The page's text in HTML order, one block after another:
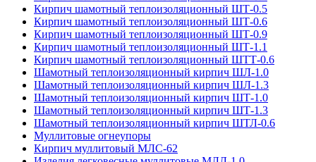
Кирпич шамотный теплоизоляционный ШТ-0.5
Кирпич шамотный теплоизоляционный ШТ-0.6
Кирпич шамотный теплоизоляционный ШТ-0.9
Кирпич шамотный теплоизоляционный ШТ-1.1
Кирпич шамотный теплоизоляционный ШТТ-0.6
Шамотный теплоизоляционный кирпич ШЛ-1.0
Шамотный теплоизоляционный кирпич ШЛ-1.3
Шамотный теплоизоляционный кирпич ШТ-1.0
Шамотный теплоизоляционный кирпич ШТ-1.3
Шамотный теплоизоляционный кирпич ШТЛ-0.6
Муллитовые огнеупоры
Кирпич муллитовый МЛС-62